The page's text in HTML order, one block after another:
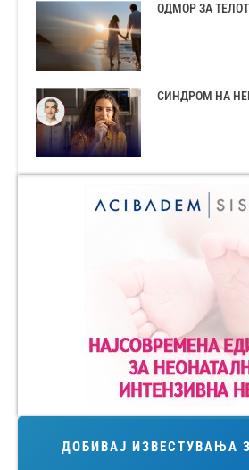
ОДМОР ЗА
СИНДРОМ НА
ДОБИВАЈ ИЗВЕСТУВАЊА